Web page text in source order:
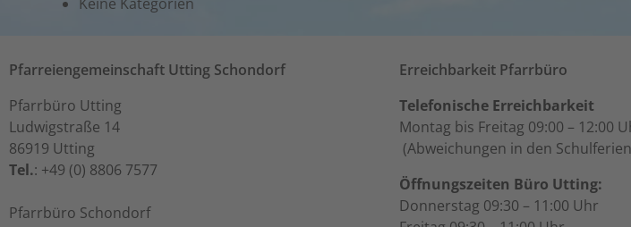
Pfarreiengemeinschaft Utting Schondorf
Pfarrbüro Utting
Ludwigstraße 14
86919 Utting
Tel.: +49 (0) 8806 7577
Pfarrbüro Schondorf
Erreichbarkeit Pfarrbüro
Telefonische Erreichbarkeit
Montag bis Freitag 09:00 – 12:00
(Abweichungen in den
Öffnungszeiten Büro Utting:
Donnerstag 09:30 – 11:00 Uhr